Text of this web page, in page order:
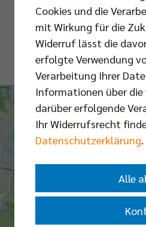
VS.
Bundesliga |
Hauptrunde | 1.
Spieltag
Cookies und die
mit Wirkung für die
Widerruf lässt die
erfolgte Verwendung
Verarbeitung Ihrer
Informationen über die
darüber erfolgende
Ihr Widerrufsrecht
Datenschutzerklärung.
Alle